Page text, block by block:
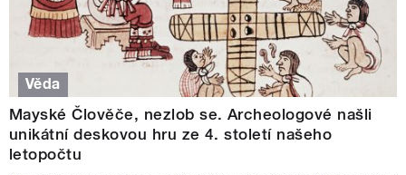
Věda
Mayské Člověče, nezlob se. Archeologové našli
unikátní deskovou hru ze 4. století našeho
letopočtu